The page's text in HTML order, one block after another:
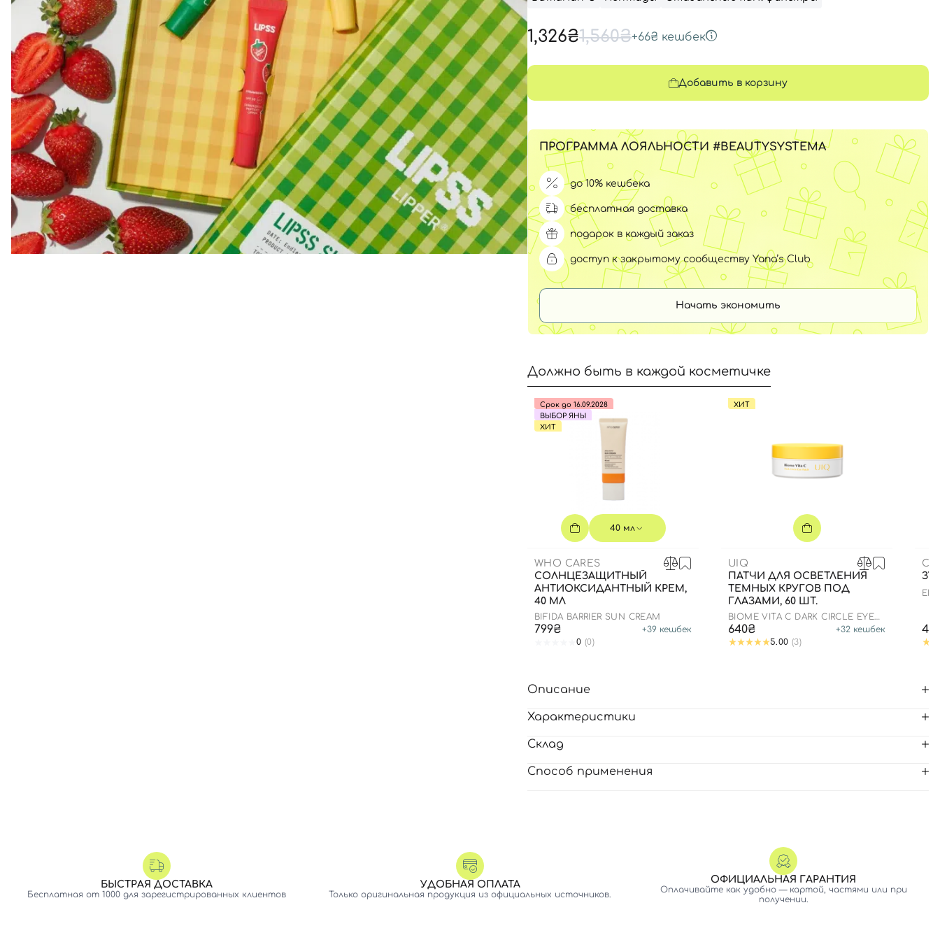
СПФ защита для детей
Для зоны век
Все товары 1,326₴1,560₴+66₴ кешбек
Добавить в корзину
ПРОГРАММА ЛОЯЛЬНОСТИ #BEAUTYSYSTEMA
до 10% кешбека
бесплатная доставка
подарок в каждый заказ
доступ к закрытому сообществу Yana’s Club
Начать экономить
Должно быть в каждой косметичке
Срок до 16.09.2028
ВЫБОР ЯНЫ
ХИТ
40 мл
WHO CARES
СОЛНЦЕЗАЩИТНЫЙ
АНТИОКСИДАНТНЫЙ КРЕМ,
40 МЛ
BIFIDA BARRIER SUN CREAM
799₴ +39 кешбек
0 (0)
ХИТ
UIQ
ПАТЧИ ДЛЯ ОСВЕТЛЕНИЯ
ТЕМНЫХ КРУГОВ ПОД
ГЛАЗАМИ, 60 ШТ.
BIOME VITA C DARK CIRCLE EYE
PATCH
640₴ +32 кешбек
5.00 (3)
Описание
Характеристики
Склад
Способ применения
БЫСТРАЯ ДОСТАВКА
Бесплатная от 1000 для зарегистрированных клиентов
УДОБНАЯ ОПЛАТА
Только оригинальная продукция из официальных источников.
ОФИЦИАЛЬНАЯ ГАРАНТИЯ
Оплачивайте как удобно — картой, частями или при
получении.